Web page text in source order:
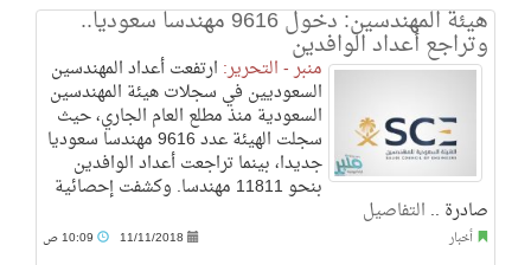
هيئة المهندسين: دخول 9616 مهندسا سعوديا..
وتراجع أعداد الوافدين
منبر - التحرير: ارتفعت أعداد المهندسين
السعوديين في سجلات هيئة المهندسين
السعودية منذ مطلع العام الجاري، حيث
سجلت الهيئة عدد 9616 مهندسا سعوديا
جديدا، بينما تراجعت أعداد الوافدين
بنحو 11811 مهندسا. وكشفت إحصائية
صادرة .. التفاصيل
أخبار 11/11/2018